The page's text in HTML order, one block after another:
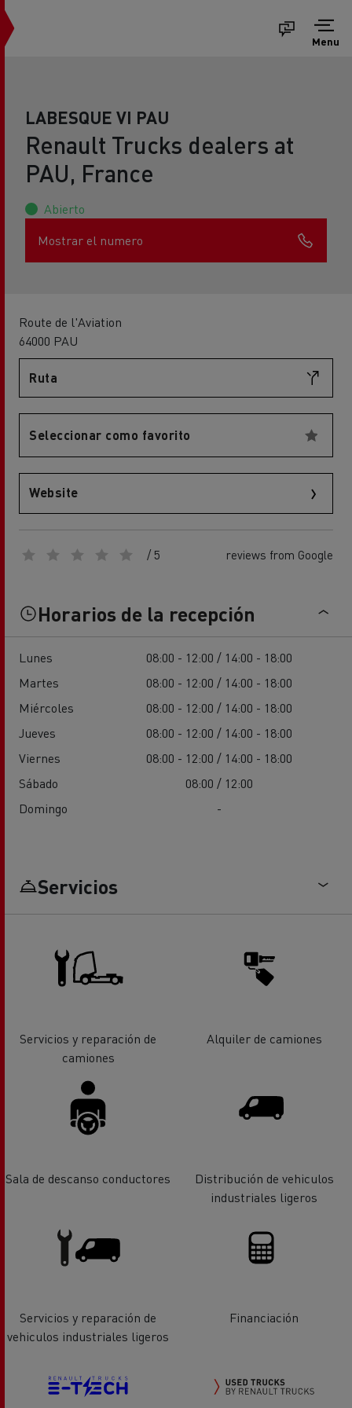
Menu
LABESQUE VI PAU
Renault Trucks dealers at
PAU, France
Abierto
Mostrar el numero
Route de l'Aviation
64000 PAU
Ruta
Seleccionar como favorito
Website
/ 5 reviews from Google
Horarios de la recepción
Lunes
08:00 - 12:00 / 14:00 - 18:00
Martes
08:00 - 12:00 / 14:00 - 18:00
Miércoles
08:00 - 12:00 / 14:00 - 18:00
Jueves
08:00 - 12:00 / 14:00 - 18:00
Viernes
08:00 - 12:00 / 14:00 - 18:00
Sábado
08:00 / 12:00
Domingo
-
Servicios
Servicios y reparación de
camiones
Alquiler de camiones
Sala de descanso conductores
Distribución de vehiculos
industriales ligeros
Servicios y reparación de
vehiculos industriales ligeros
Financiación